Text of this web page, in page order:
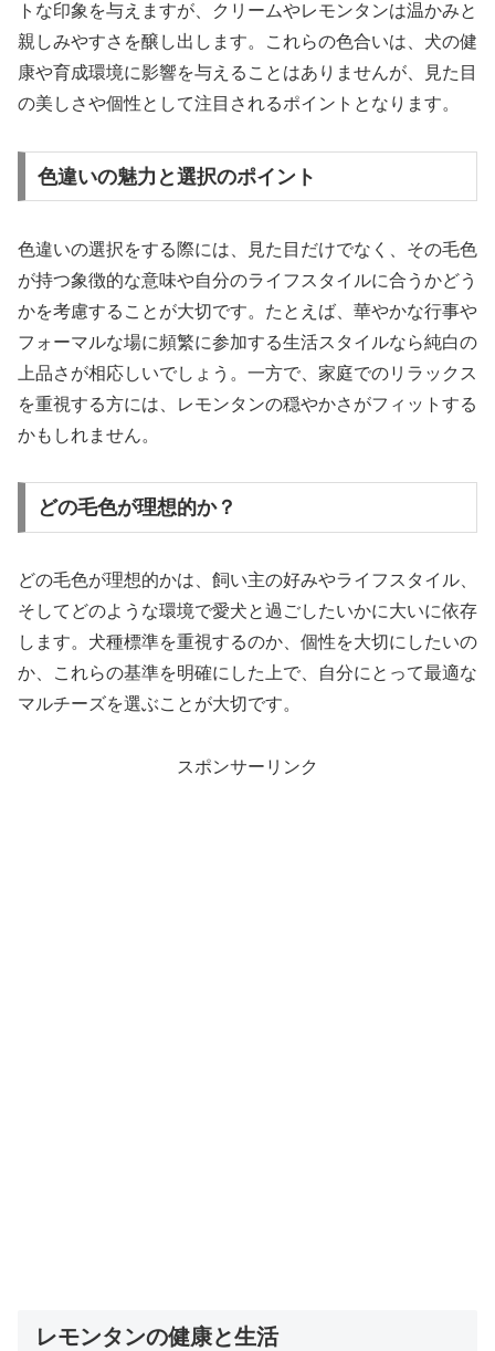
トな印象を与えますが、クリームやレモンタンは温かみと
親しみやすさを醸し出します。これらの色合いは、犬の健
康や育成環境に影響を与えることはありませんが、見た目
の美しさや個性として注目されるポイントとなります。
色違いの魅力と選択のポイント
色違いの選択をする際には、見た目だけでなく、その毛色
が持つ象徴的な意味や自分のライフスタイルに合うかどう
かを考慮することが大切です。たとえば、華やかな行事や
フォーマルな場に頻繁に参加する生活スタイルなら純白の
上品さが相応しいでしょう。一方で、家庭でのリラックス
を重視する方には、レモンタンの穏やかさがフィットする
かもしれません。
どの毛色が理想的か？
どの毛色が理想的かは、飼い主の好みやライフスタイル、
そしてどのような環境で愛犬と過ごしたいかに大いに依存
します。犬種標準を重視するのか、個性を大切にしたいの
か、これらの基準を明確にした上で、自分にとって最適な
マルチーズを選ぶことが大切です。
スポンサーリンク
レモンタンの健康と生活